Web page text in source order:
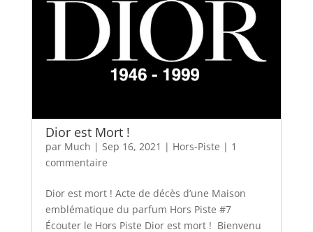
Dior est Mort !
par Much | Sep 16, 2021 | Hors-Piste | 1
commentaire
Dior est mort ! Acte de décès d’une Maison
emblématique du parfum Hors Piste #7
Écouter le Hors Piste Dior est mort ! Bienvenu